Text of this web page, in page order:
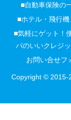
■自動車保険の
■ホテル・飛行機
■気軽にゲット！
パのいいクレジ
お問い合せフ
Copyright © 2015-